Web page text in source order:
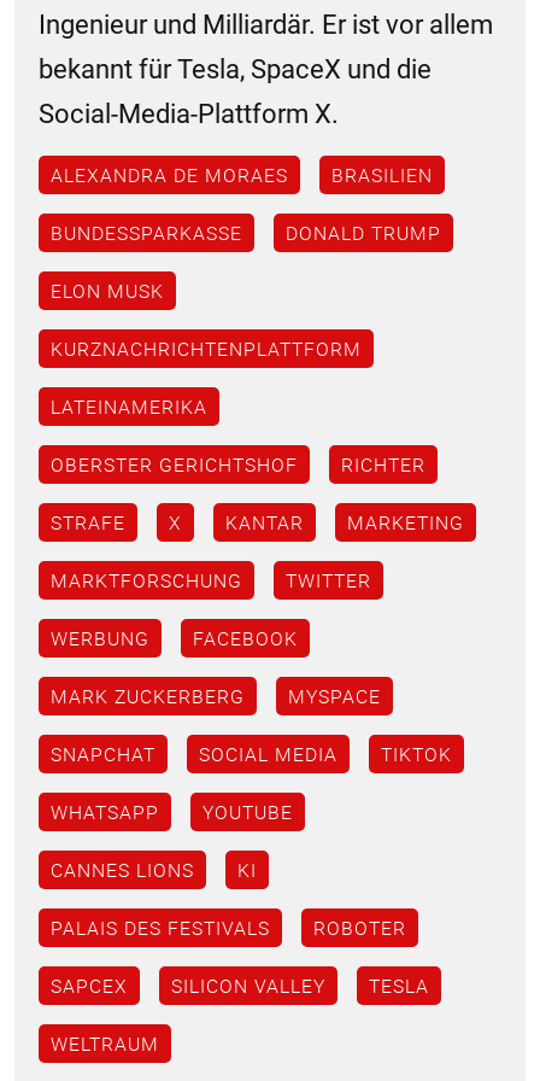
Ingenieur und Milliardär. Er ist vor allem
bekannt für Tesla, SpaceX und die
Social-Media-Plattform X.
ALEXANDRA DE MORAES BRASILIEN
BUNDESSPARKASSE DONALD TRUMP
ELON MUSK
KURZNACHRICHTENPLATTFORM
LATEINAMERIKA
OBERSTER GERICHTSHOF RICHTER
STRAFE X KANTAR MARKETING
MARKTFORSCHUNG TWITTER
WERBUNG FACEBOOK
MARK ZUCKERBERG MYSPACE
SNAPCHAT SOCIAL MEDIA TIKTOK
WHATSAPP YOUTUBE
CANNES LIONS KI
PALAIS DES FESTIVALS ROBOTER
SAPCEX SILICON VALLEY TESLA
WELTRAUM